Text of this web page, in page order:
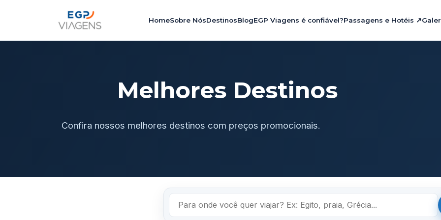
HomeSobre NósDestinosBlogEGP Viagens é confiável?Passagens e Hotéis ↗
Melhores Destinos
Confira nossos melhores destinos com preços promocionais.